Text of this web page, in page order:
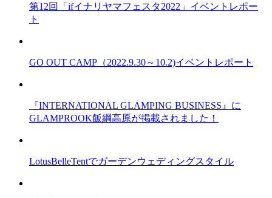
第12回「ifイナリヤマフェスタ2022」イベントレポー
ト
GO OUT CAMP（2022.9.30～10.2)イベントレポート
『INTERNATIONAL GLAMPING BUSINESS』に
GLAMPROOK飯綱高原が掲載されました！
LotusBelleTentでガーデンウェディングスタイル